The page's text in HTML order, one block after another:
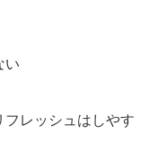
い
フレッシュはしやす